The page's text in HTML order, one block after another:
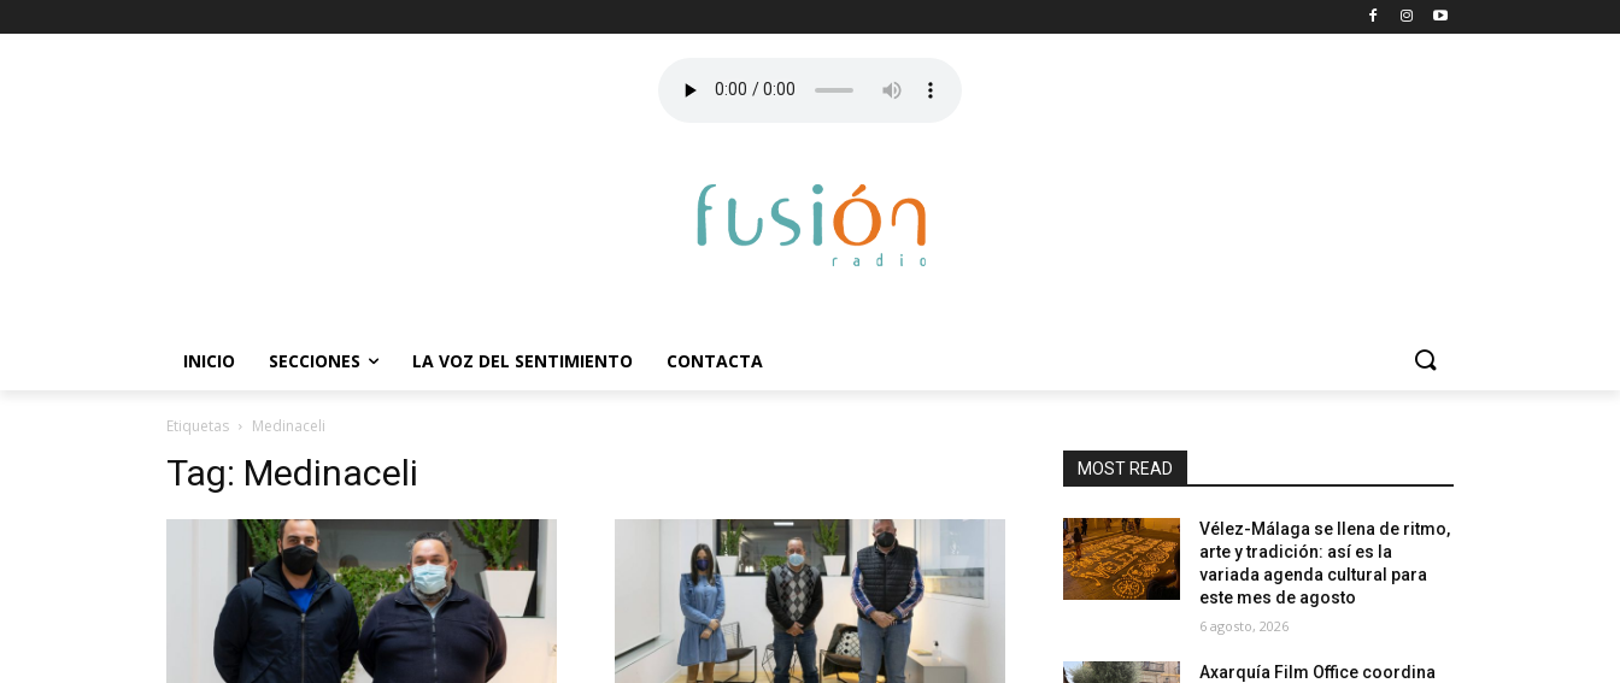
INICIO SECCIONES LA VOZ DEL SENTIMIENTO CONTACTA
Etiquetas Medinaceli
Tag: Medinaceli MOST READ
Vélez-Málaga se llena de ritmo,
arte y tradición: así es la
variada agenda cultural para
este mes de agosto
6 agosto, 2026
Axarquía Film Office coordina